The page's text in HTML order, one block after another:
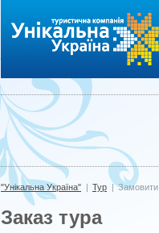
"Унікальна Україна" | Тур | Замовити
Заказ тура